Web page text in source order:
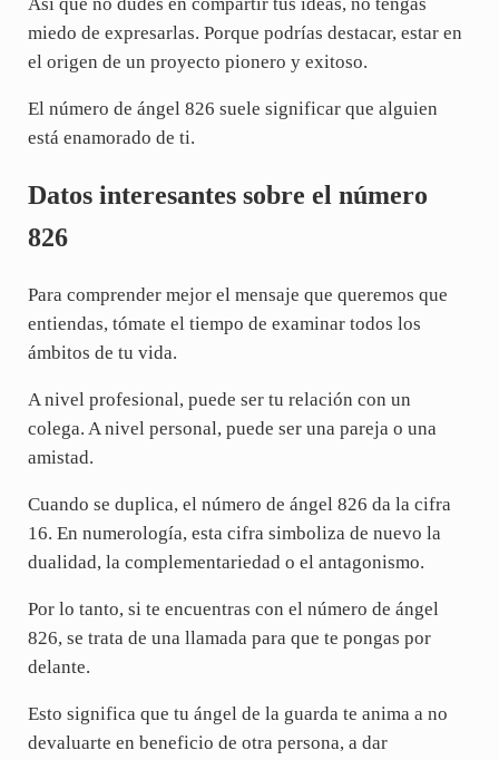
miedo de expresarlas. Porque podrías destacar, estar en
el origen de un proyecto pionero y exitoso.
El número de ángel 826 suele significar que alguien
está enamorado de ti.
Datos interesantes sobre el número
826
Para comprender mejor el mensaje que queremos que
entiendas, tómate el tiempo de examinar todos los
ámbitos de tu vida.
A nivel profesional, puede ser tu relación con un
colega. A nivel personal, puede ser una pareja o una
amistad.
Cuando se duplica, el número de ángel 826 da la cifra
16. En numerología, esta cifra simboliza de nuevo la
dualidad, la complementariedad o el antagonismo.
Por lo tanto, si te encuentras con el número de ángel
826, se trata de una llamada para que te pongas por
delante.
Esto significa que tu ángel de la guarda te anima a no
devaluarte en beneficio de otra persona, a dar